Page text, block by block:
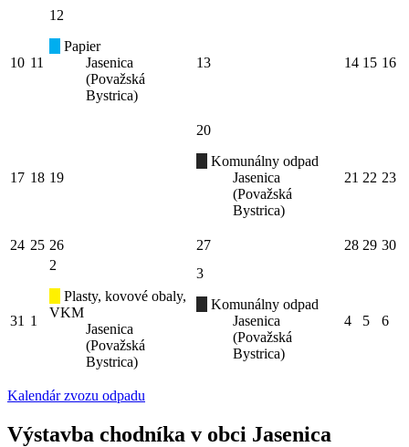
10 11
12
Papier
Jasenica
(Považská
Bystrica)
13 14 15 16
17 18 19
20
Komunálny odpad
Jasenica
(Považská
Bystrica)
21 22 23
24 25 26 27 28 29 30
31 1
2
Plasty, kovové obaly,
VKM
Jasenica
(Považská
Bystrica)
3
Komunálny odpad
Jasenica
(Považská
Bystrica)
4 5 6
Kalendár zvozu odpadu
Výstavba chodníka v obci Jasenica